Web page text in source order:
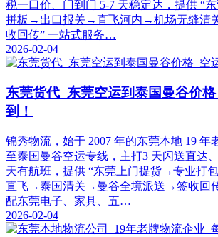
税一口价、门到门 5-7 天稳定达，提供 “
拼板→出口报关→直飞河内→机场无缝清
收回传” 一站式服务…
2026-02-04
东莞货代_东莞空运到泰国曼谷价
到！
锦秀物流，始于 2007 年的东莞本地 19 年
至泰国曼谷空运专线，主打3 天闪送直达
天有航班，提供 “东莞上门提货→专业打
直飞→泰国清关→曼谷全境派送→签收回
配东莞电子、家具、五…
2026-02-04